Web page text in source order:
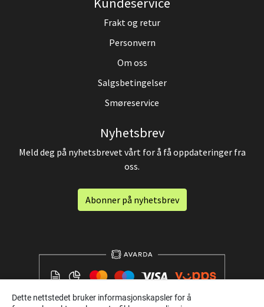
Frakt og retur
Personvern
Om oss
Salgsbetingelser
Smøreservice
Nyhetsbrev
Meld deg på nyhetsbrevet vårt for å få oppdateringer fra
oss.
Abonner på nyhetsbrev
Dette nettstedet bruker informasjonskapsler for å